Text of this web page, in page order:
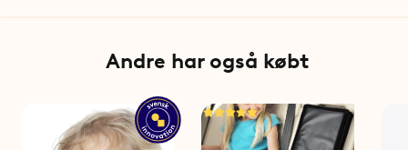
Andre har også købt